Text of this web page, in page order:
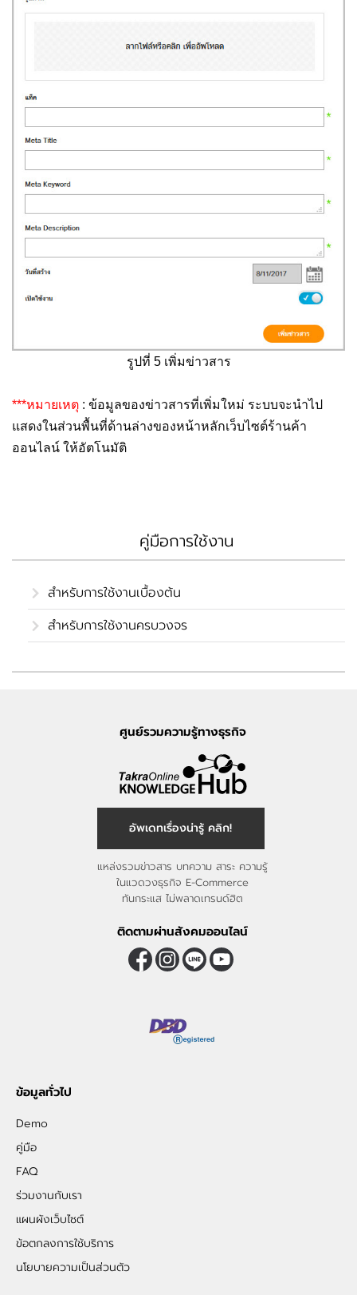
รูปที่ 5 เพิ่มข่าวสาร
***หมายเหตุ : ข้อมูลของข่าวสารที่เพิ่มใหม่ ระบบจะนำไป
แสดงในส่วนพื้นที่ด้านล่างของหน้าหลักเว็บไซต์ร้านค้า
ออนไลน์ ให้อัตโนมัติ
คู่มือการใช้งาน
สำหรับการใช้งานเบื้องต้น
สำหรับการใช้งานครบวงจร
ศูนย์รวมความรู้ทางธุรกิจ
อัพเดทเรื่องน่ารู้ คลิก!
แหล่งรวมข่าวสาร บทความ สาระ ความรู้
ในแวดวงธุรกิจ E-Commerce
ทันกระแส ไม่พลาดเทรนด์ฮิต
ติดตามผ่านสังคมออนไลน์
ข้อมูลทั่วไป
Demo
คู่มือ
FAQ
ร่วมงานกับเรา
แผนผังเว็บไซต์
ข้อตกลงการใช้บริการ
นโยบายความเป็นส่วนตัว